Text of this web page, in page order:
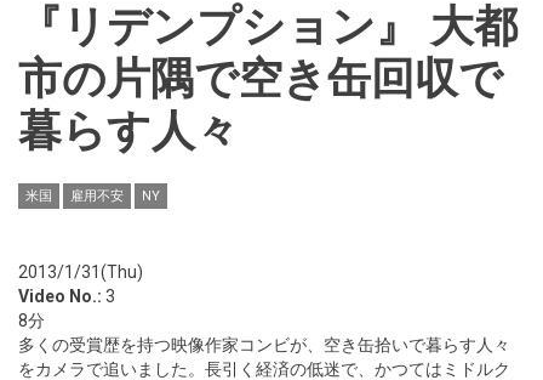
『リデンプション』 大都
市の片隅で空き缶回収で
暮らす人々
米国 雇用不安 NY
2013/1/31(Thu)
Video No.: 3
8分
多くの受賞歴を持つ映像作家コンビが、空き缶拾いで暮らす人々
をカメラで追いました。長引く経済の低迷で、かつてはミドルク